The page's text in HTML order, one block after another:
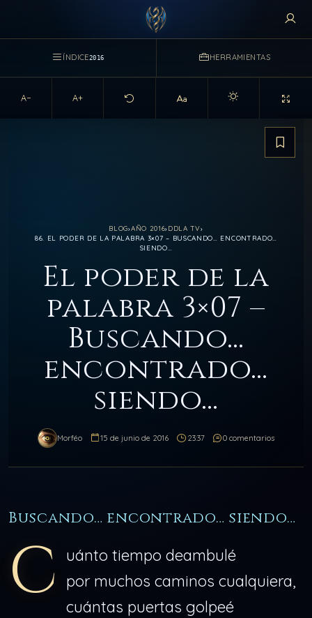
ÍNDICE2016 HERRAMIENTAS
BLOG›AÑO 2016› DDLA TV›
86. EL PODER DE LA PALABRA 3×07 – BUSCANDO… ENCONTRADO…
SIENDO…
El poder de la
palabra 3×07 –
Buscando…
encontrado…
siendo…
Morféo 15 de junio de 2016 23:37 0 comentarios
A− A+
Activar modo claro
Buscando… encontrado… siendo…
C
uánto tiempo deambulé
por muchos caminos cualquiera,
cuántas puertas golpeé